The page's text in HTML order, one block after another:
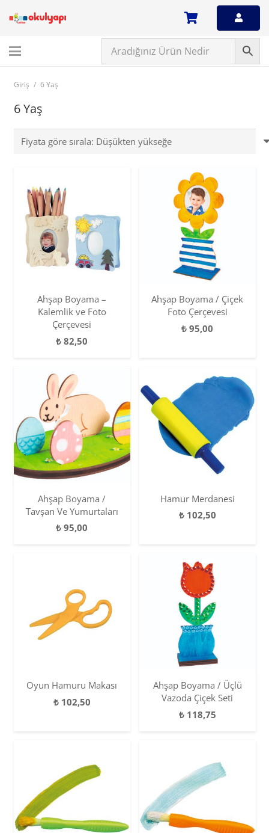
Giriş / 6 Yaş
6 Yaş
Ahşap Boyama –
Kalemlik ve Foto
Çerçevesi
₺ 82,50
Ahşap Boyama / Çiçek
Foto Çerçevesi
₺ 95,00
Ahşap Boyama /
Tavşan Ve Yumurtaları
₺ 95,00
Hamur Merdanesi
₺102,50
Oyun Hamuru Makası
₺102,50
Ahşap Boyama / Üçlü
Vazoda Çiçek Seti
₺118,75